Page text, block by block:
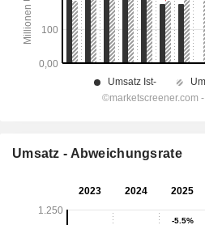
Umsatz - Abweichungsrate